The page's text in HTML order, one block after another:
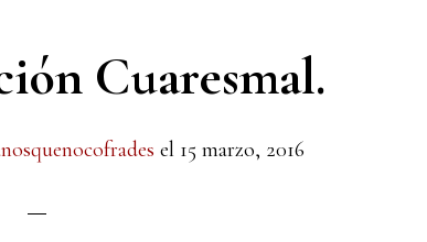
Cuaresmal.
el 15 marzo, 2016